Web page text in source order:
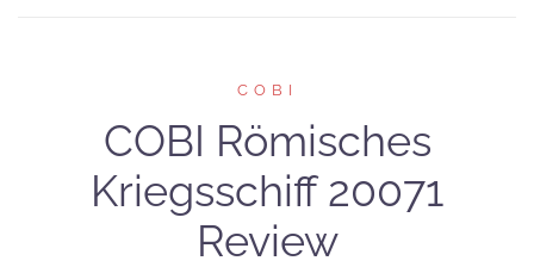
COBI
COBI Römisches
Kriegsschiff 20071
Review